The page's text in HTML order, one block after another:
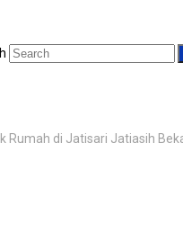
Rumah di Jatisari Jatiasih